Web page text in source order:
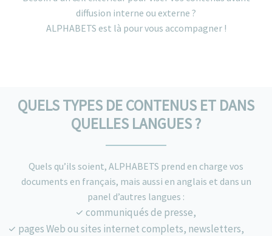
diffusion interne ou externe ?
ALPHABETS est là pour vous accompagner !
QUELS TYPES DE CONTENUS ET DANS
QUELLES LANGUES ?
Quels qu’ils soient, ALPHABETS prend en charge vos
documents en français, mais aussi en anglais et dans un
panel d’autres langues :
communiqués de presse,
pages Web ou sites internet complets, newsletters,